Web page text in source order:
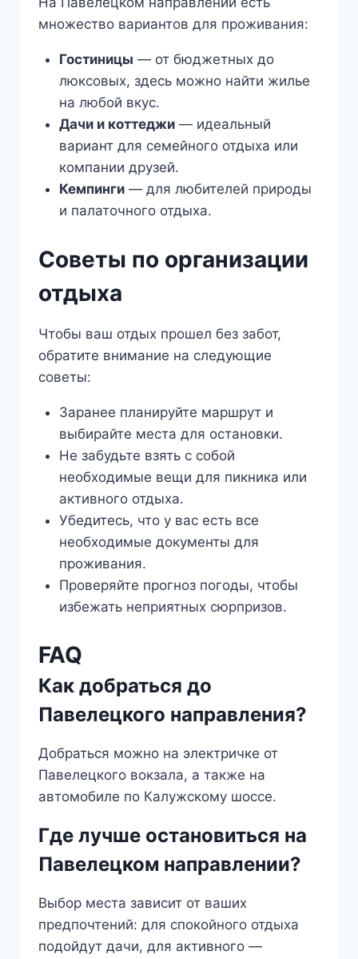
множество вариантов для проживания:
Гостиницы — от бюджетных до
люксовых, здесь можно найти жилье
на любой вкус.
Дачи и коттеджи— идеальный
вариант для семейного отдыха или
компании друзей.
Кемпинги— для любителей природы
и палаточного отдыха.
Советы по организации
отдыха
Чтобы ваш отдых прошел без забот,
обратите внимание на следующие
советы:
Заранее планируйте маршрут и
выбирайте места для остановки.
Не забудьте взять с собой
необходимые вещи для пикника или
активного отдыха.
Убедитесь, что у вас есть все
необходимые документы для
проживания.
Проверяйте прогноз погоды, чтобы
избежать неприятных сюрпризов.
FAQ
Как добраться до
Павелецкого направления?
Добраться можно на электричке от
Павелецкого вокзала, а также на
автомобиле по Калужскому шоссе.
Где лучше остановиться на
Павелецком направлении?
Выбор места зависит от ваших
предпочтений: для спокойного отдыха
подойдут дачи, для активного —